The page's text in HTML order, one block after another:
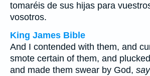
tomaréis de sus hijas para
vosotros.
King James Bible
And I contended with them, and
smote certain of them, and
and made them swear by God,